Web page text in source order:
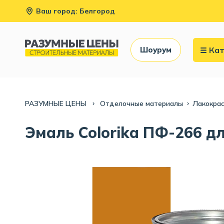
Ваш город: Белгород
Шоурум
РАЗУМНЫЕ ЦЕНЫ Отделочные материалы
Эмаль Colorika ПФ-266